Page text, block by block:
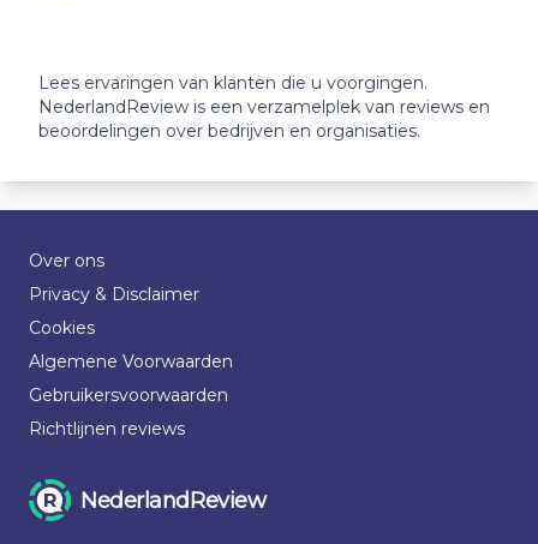
Lees ervaringen van klanten die u voorgingen.
NederlandReview is een verzamelplek van reviews en
beoordelingen over bedrijven en organisaties.
Over ons
Privacy & Disclaimer
Cookies
Algemene Voorwaarden
Gebruikersvoorwaarden
Richtlijnen reviews
NederlandReview